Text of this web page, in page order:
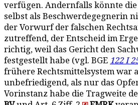
verfügen. Andernfalls könnte
selbst als Beschwerdegegnerin
der Vorwurf der falschen
zutreffend, der Entscheid im
richtig, weil das Gericht den
festgestellt habe (vgl. BGE 122 I
frühere Rechtsmittelsystem war
unbefriedigend, als nur das
Vorinstanz habe die Tragweite